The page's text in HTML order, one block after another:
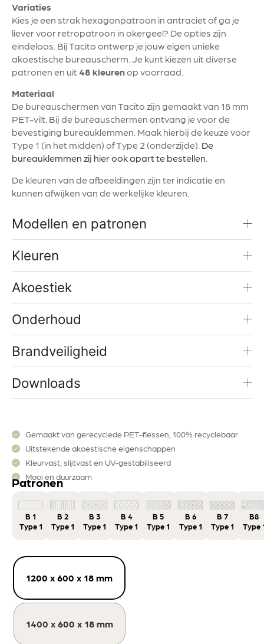
Variaties
Kies je een strak hexagonpatroon in antraciet of ga je
liever voor retropatroon in okergeel? De opties zijn
eindeloos. Bij Tacito ontwerp je jouw eigen unieke
akoestische bureauscherm. Je kunt kiezen uit diverse
patronen en uit48 kleurenop voorraad.
Materiaal
De bureauschermen van Tacito zijn gemaakt van 18 mm
PET-vilt. Bij de bureauschermen ontvang je voor de
bevestiging bureauklemmen. Maak hierbij de keuze voor
Type 1 (in het midden) of Type 2 (onderzijde). De
bureauklemmen zij hier ook apart te bestellen
De kleuren van de afbeeldingen zijn ter indicatie en
kunnen afwijken van de werkelijke kleuren.
Modellen en patronen
Kleuren
Akoestiek
Onderhoud
Brandveiligheid
Downloads
Gemaakt van gerecyclede PET-flessen, 100% recyclebaar
Uitstekende akoestische eigenschappen
Kleurvast, slijtvast en UV-gestabiliseerd
Mooi en duurzaam
Patronen
B 1
Type 1
B 2
Type 1
B 3
Type 1
B 4
Type 1
B 5
Type 1
B 6
Type 1
B 7
Type 1
B8
Type
1200 x 600 x 18 mm
1400 x 600 x 18 mm